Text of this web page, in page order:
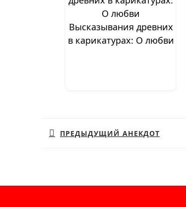
Высказывания древних
в карикатурах: О любви
по
ПРЕДЫДУЩИЙ АНЕКДОТ